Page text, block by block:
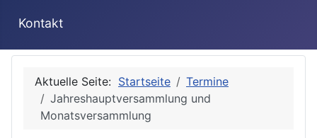
Kontakt
Aktuelle Seite: Startseite
Termine
Jahreshauptversammlung und
Monatsversammlung